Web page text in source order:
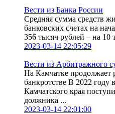
Вести из Банка России
Средняя сумма средств
банковских счетах на
356 тысяч рублей – на 10
2023-03-14 22:05:29
Вести из Арбитражного
На Камчатке продолжает
банкротстве В 2022
Камчатского края
должника ...
2023-03-14 22:01:00